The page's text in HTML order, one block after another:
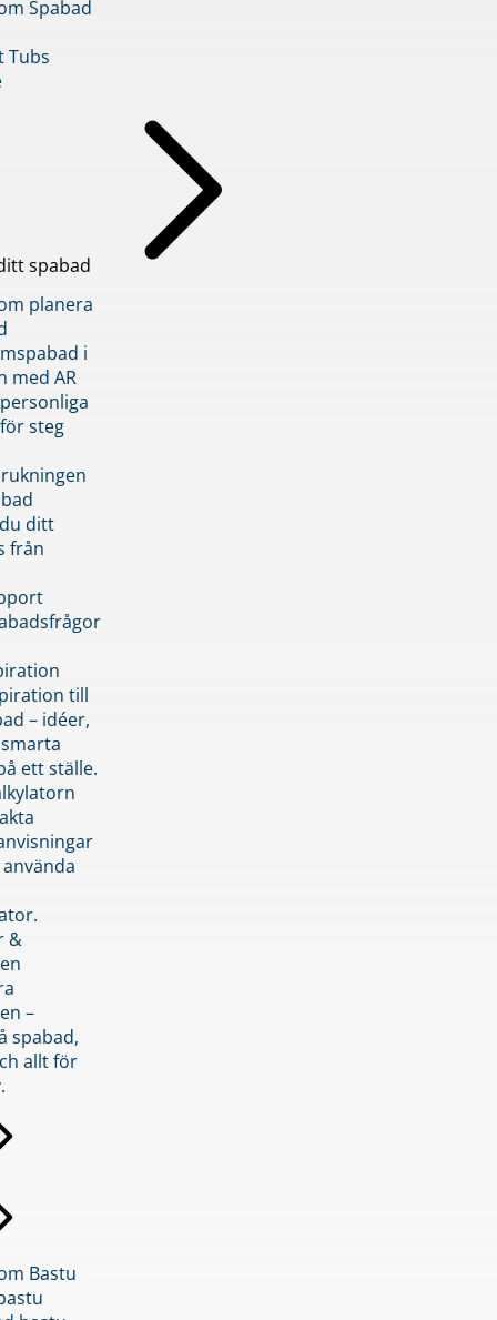
Spabad
Tubs
spabad
planera
i
med AR
steg
ditt
från
till
– idéer,
ett ställe.
&
–
spabad,
allt för
Bastu